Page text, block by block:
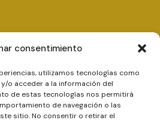
consentimiento
utilizamos tecnologías como
o acceder a la información del
de estas tecnologías nos permitirá
de navegación o las
sitio. No consentir o retirar el